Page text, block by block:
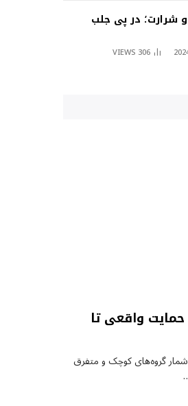
شرارت؛ در پی جلب
306
VIEWS
واقعی تا
گروه‌های کوچک و متفرق